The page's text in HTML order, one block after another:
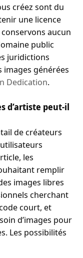
créez sont du
une licence
aucun
public
juridictions
images générées
Dedication.
d’artiste peut-il
de créateurs
les
remplir
images libres
cherchant
court, et
d’images pour
Les possibilités